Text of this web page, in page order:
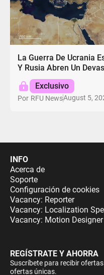
La Guerra De Ucrania
Y Rusia Abren Un
Exclusivo
Por RFU NewsAugust 5,
INFO
Acerca de
Soporte
Configuración de cookies
Vacancy: Reporter
Vacancy: Localization
Vacancy: Motion Designer
REGÍSTRATE Y AHORRA
Suscríbete para recibir
ofertas únicas.